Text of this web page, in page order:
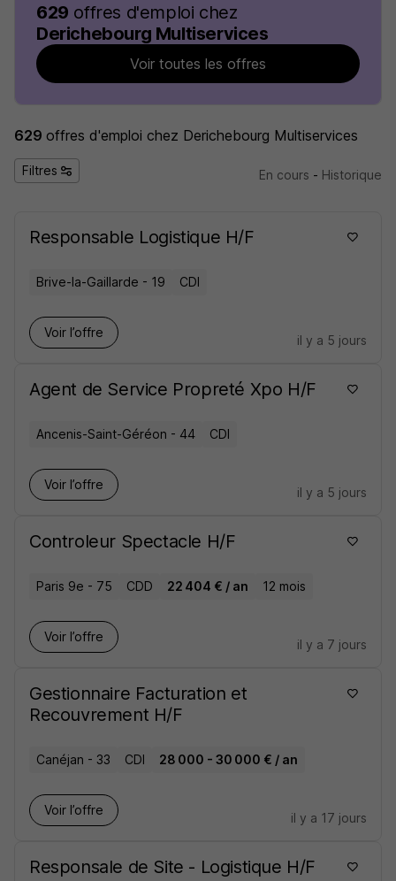
629 offres d'emploi chez
Derichebourg Multiservices
Voir toutes les offres
629 offres d'emploi chez Derichebourg Multiservices
Filtres En cours - Historique
Responsable Logistique H/F
Brive-la-Gaillarde - 19 CDI
Voir l’offre
il y a 5 jours
Agent de Service Propreté Xpo H/F
Ancenis-Saint-Géréon - 44 CDI
Voir l’offre
il y a 5 jours
Controleur Spectacle H/F
Paris 9e - 75 CDD 22 404 € / an 12 mois
Voir l’offre
il y a 7 jours
Gestionnaire Facturation et
Recouvrement H/F
Canéjan - 33 CDI 28 000 - 30 000 € / an
Voir l’offre
il y a 17 jours
Responsale de Site - Logistique H/F